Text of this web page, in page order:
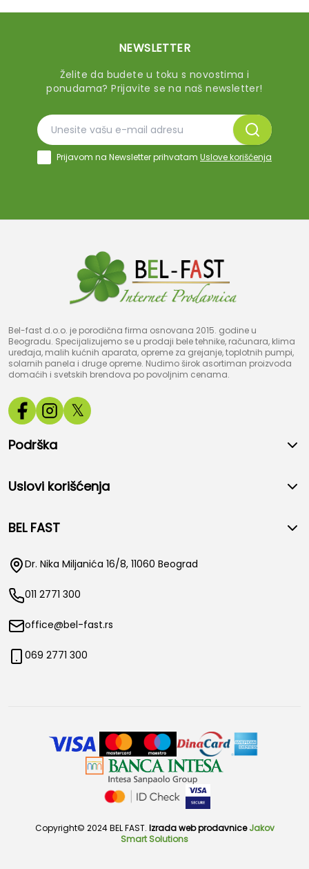
NEWSLETTER
Želite da budete u toku s novostima i
ponudama? Prijavite se na naš newsletter!
Prijavom na Newsletter prihvatam Uslove korišćenja
Bel-fast d.o.o. je porodična firma osnovana 2015. godine u
Beogradu. Specijalizujemo se u prodaji bele tehnike, računara, klima
uređaja, malih kućnih aparata, opreme za grejanje, toplotnih pumpi,
solarnih panela i druge opreme. Nudimo širok asortiman proizvoda
domaćih i svetskih brendova po povoljnim cenama.
𝕏
Podrška
Uslovi korišćenja
BEL FAST
Dr. Nika Miljanića 16/8, 11060 Beograd
011 2771 300
office@bel-fast.rs
069 2771 300
Copyright© 2024 BEL FAST. Izrada web prodavnice Jakov
Smart Solutions